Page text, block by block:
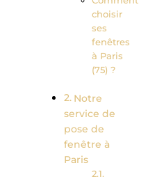
choisir
ses
fenêtres
à Paris
(75) ?
Notre
service de
pose de
fenêtre à
Paris